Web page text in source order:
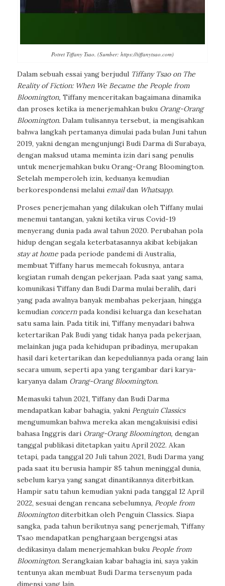
Potret Tiffany Tsao. (Sumber: https://tiffanytsao.com)
Dalam sebuah essai yang berjudul Tiffany Tsao on The
Reality of Fiction: When We Became the People from
Bloomington, Tiffany menceritakan bagaimana dinamika
dan proses ketika ia menerjemahkan buku Orang-Orang
Bloomington. Dalam tulisannya tersebut, ia mengisahkan
bahwa langkah pertamanya dimulai pada bulan Juni tahun
2019, yakni dengan mengunjungi Budi Darma di Surabaya,
dengan maksud utama meminta izin dari sang penulis
untuk menerjemahkan buku Orang-Orang Bloomington.
Setelah memperoleh izin, keduanya kemudian
berkorespondensi melalui emaildan Whatsapp.
Proses penerjemahan yang dilakukan oleh Tiffany mulai
menemui tantangan, yakni ketika virus Covid-19
menyerang dunia pada awal tahun 2020. Perubahan pola
hidup dengan segala keterbatasannya akibat kebijakan
stay at home pada periode pandemi di Australia,
membuat Tiffany harus memecah fokusnya, antara
kegiatan rumah dengan pekerjaan. Pada saat yang sama,
komunikasi Tiffany dan Budi Darma mulai beralih, dari
yang pada awalnya banyak membahas pekerjaan, hingga
kemudian concernpada kondisi keluarga dan kesehatan
satu sama lain. Pada titik ini, Tiffany menyadari bahwa
ketertarikan Pak Budi yang tidak hanya pada pekerjaan,
melainkan juga pada kehidupan pribadinya, merupakan
hasil dari ketertarikan dan kepeduliannya pada orang lain
secara umum, seperti apa yang tergambar dari karya-
karyanya dalam Orang-Orang Bloomington.
Memasuki tahun 2021, Tiffany dan Budi Darma
mendapatkan kabar bahagia, yakni Penguin Classics
mengumumkan bahwa mereka akan mengakuisisi edisi
bahasa Inggris dari Orang-Orang Bloomington, dengan
tanggal publikasi ditetapkan yaitu April 2022. Akan
tetapi, pada tanggal 20 Juli tahun 2021, Budi Darma yang
pada saat itu berusia hampir 85 tahun meninggal dunia,
sebelum karya yang sangat dinantikannya diterbitkan.
Hampir satu tahun kemudian yakni pada tanggal 12 April
2022, sesuai dengan rencana sebelumnya, People from
Bloomingtonditerbitkan oleh Penguin Classics. Siapa
sangka, pada tahun berikutnya sang penerjemah, Tiffany
Tsao mendapatkan penghargaan bergengsi atas
dedikasinya dalam menerjemahkan buku People from
Bloomington. Serangkaian kabar bahagia ini, saya yakin
tentunya akan membuat Budi Darma tersenyum pada
dimensi yang lain.